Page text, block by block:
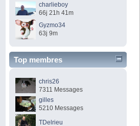
charlieboy
66j 21h 41m
Gyzmo34
63j 9m
Top membres
chris26
7311 Messages
gilles
5210 Messages
TDelrieu